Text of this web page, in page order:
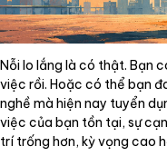
Nỗi lo lắng là có thật. Bạn
việc rồi. Hoặc có thể bạn
nghề mà hiện nay tuyển
việc của bạn tồn tại, sự
trí trống hơn, kỳ vọng cao